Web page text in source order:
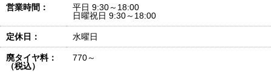
営業時間：
平日 9:30～18:00
日曜祝日 9:30～18:00
定休日： 水曜日
廃タイヤ料：
（税込）
770～